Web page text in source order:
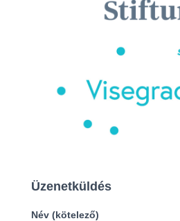
Üzenetküldés
Név (kötelező)